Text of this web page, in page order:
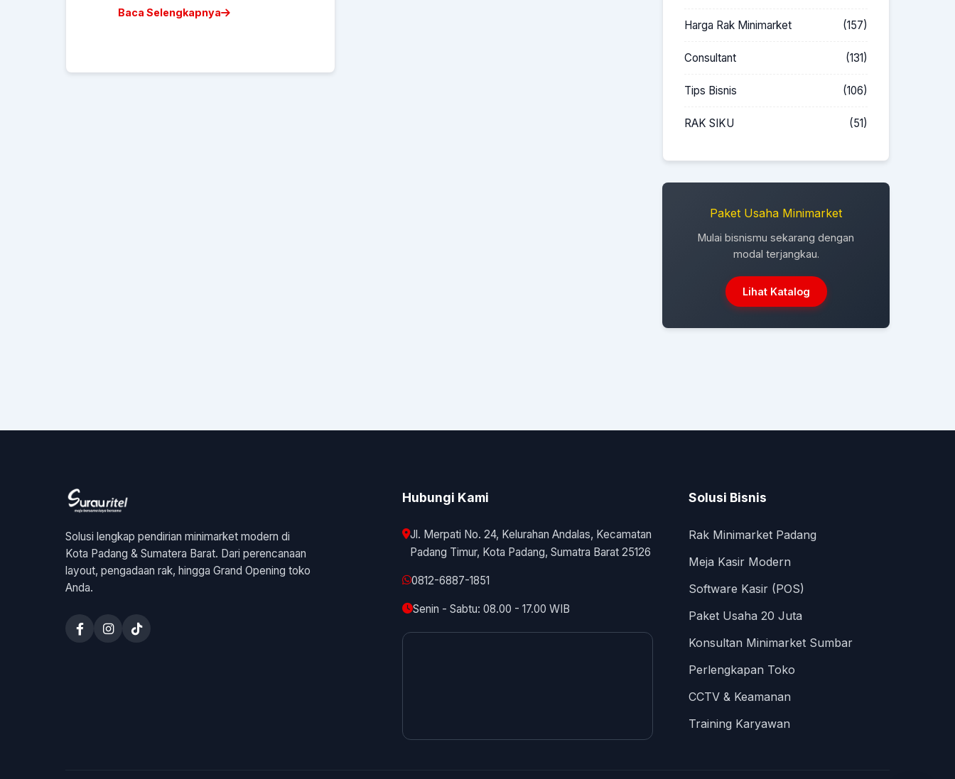
Baca Selengkapnya
Harga Rak Minimarket (157)
Consultant (131)
Tips Bisnis (106)
RAK SIKU (51)
Paket Usaha Minimarket
Mulai bisnismu sekarang dengan
modal terjangkau.
Lihat Katalog
Solusi lengkap pendirian minimarket modern di
Kota Padang & Sumatera Barat. Dari perencanaan
layout, pengadaan rak, hingga Grand Opening toko
Anda.
Hubungi Kami
Jl. Merpati No. 24, Kelurahan Andalas, Kecamatan
Padang Timur, Kota Padang, Sumatra Barat 25126
0812-6887-1851
Senin - Sabtu: 08.00 - 17.00 WIB
Solusi Bisnis
Rak Minimarket Padang
Meja Kasir Modern
Software Kasir (POS)
Paket Usaha 20 Juta
Konsultan Minimarket Sumbar
Perlengkapan Toko
CCTV & Keamanan
Training Karyawan